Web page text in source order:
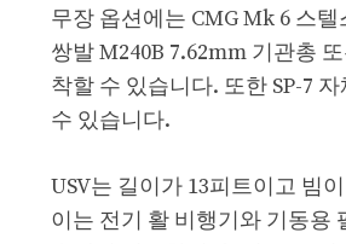
무장 옵션에는 CMG Mk 6 스
쌍발 M240B 7.62mm 기관총
착할 수 있습니다. 또한 SP-7
수 있습니다.
USV는 길이가 13피트이고 빔
이는 전기 활 비행기와 기동용